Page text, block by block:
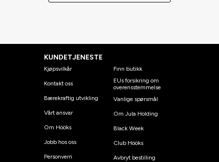
KUNDETJENESTE
Kjøpsvilkår
Kontakt oss
Bærekraftig utvikling
Vårt ansvar
Om Hööks
Jobb hos oss
Personvern
Finn butikk
EUs forsikring om
overensstemmelse
Vanlige spørsmål
Om Jula Holding
Black Week
Club Hööks
Avbryt bestilling